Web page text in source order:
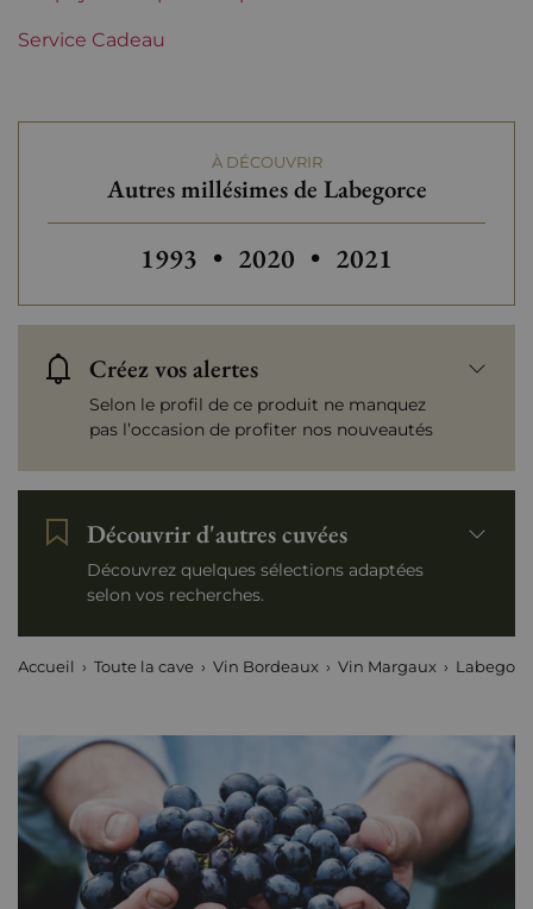
Service Cadeau
À DÉCOUVRIR
Autres millésimes de Labegorce
Autres millésimes de Labegorce
1993 • Autres millésimes de
2020 • Autres millésimes
2021
Créez vos alertes
Selon le profil de ce produit ne manquez
pas l’occasion de profiter nos nouveautés
Découvrir d'autres cuvées
Découvrez quelques sélections adaptées
selon vos recherches.
Accueil Toute la cave Vin Bordeaux Vin Margaux